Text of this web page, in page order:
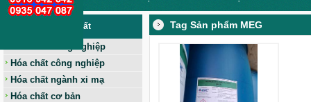
Các Loại Hoá Chất
Hóa chất nông nghiệp
Hóa chất công nghiệp
Hóa chất ngành xi mạ
Hóa chất cơ bản
Tag Sản phẩm MEG